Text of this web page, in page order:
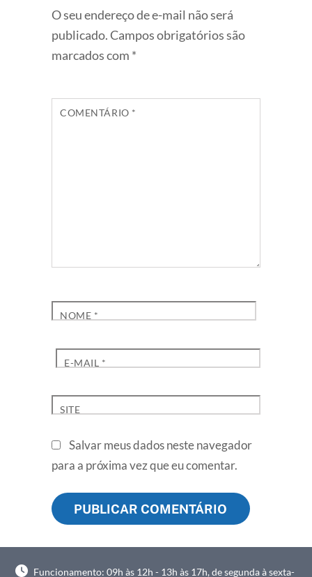
O seu endereço de e-mail não será
publicado.Campos obrigatórios são
marcados com *
COMENTÁRIO *
NOME *
E-MAIL *
SITE
Salvar meus dados neste navegador
para a próxima vez que eu comentar.
Funcionamento: 09h às 12h - 13h às 17h, de segunda à sexta-